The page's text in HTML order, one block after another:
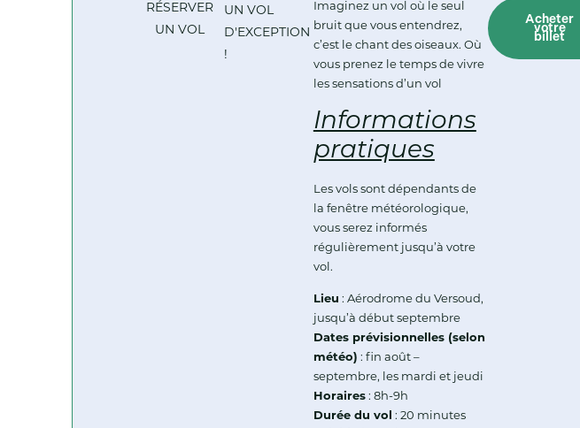
RÉSERVER
UN VOL
UN VOL
D'EXCEPTION
!
Imaginez un vol où le seul
bruit que vous entendrez,
c’est le chant des oiseaux. Où
vous prenez le temps de vivre
les sensations d’un vol
Informations
pratiques
Les vols sont dépendants de
la fenêtre météorologique,
vous serez informés
régulièrement jusqu’à votre
vol.
Lieu : Aérodrome du Versoud,
jusqu’à début septembre
Dates prévisionnelles (selon
météo) : fin août –
septembre, les mardi et jeudi
Horaires: 8h-9h
Durée du vol
: 20 minutes
Acheter
votre
billet